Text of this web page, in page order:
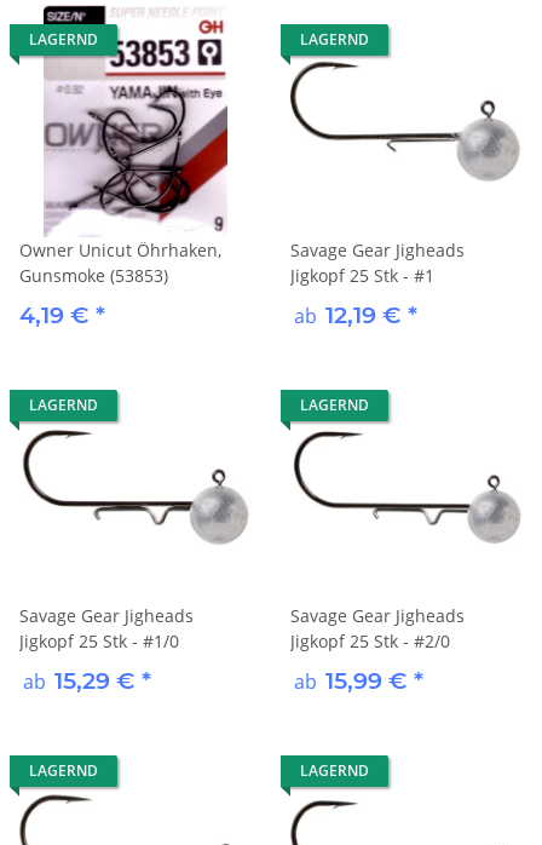
LAGERND
Owner Unicut Öhrhaken,
Gunsmoke (53853)
4,19 € *
LAGERND
Savage Gear Jigheads
Jigkopf 25 Stk - #1
ab 12,19 € *
LAGERND
Savage Gear Jigheads
Jigkopf 25 Stk - #1/0
ab 15,29 € *
LAGERND
Savage Gear Jigheads
Jigkopf 25 Stk - #2/0
ab 15,99 € *
LAGERND LAGERND